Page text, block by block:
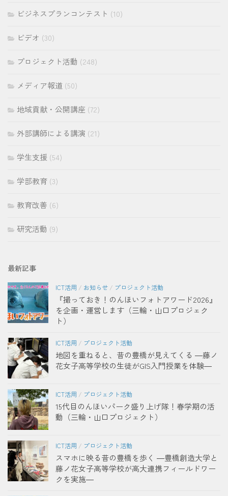
ビジネスプランコンテスト (10)
ビデオ (30)
プロジェクト活動 (248)
メディア報道 (50)
地域貢献・公開講座 (72)
外部講師による講演 (21)
学生支援 (54)
学部教育 (3)
教育改善 (6)
研究活動 (9)
最新記事
ICT活用 / お知らせ / プロジェクト活動
『撮っておき！のんほいフォトアワード2026』
を企画・運営します（三輪・山口プロジェク
ト）
ICT活用 / プロジェクト活動
地図を重ねると、昔の豊橋が見えてくる ―藤ノ
花女子高等学校の生徒がGIS入門授業を体験―
ICT活用 / プロジェクト活動
15代目のんほいパーク盛り上げ隊！春学期の活
動（三輪・山口プロジェクト）
ICT活用 / プロジェクト活動
スマホに映る昔の豊橋を歩く ―豊橋創造大学と
藤ノ花女子高等学校が高大連携フィールドワー
クを実施―